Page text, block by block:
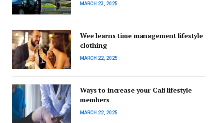
MARCH 23, 2025
Wee learns time management lifestyle
clothing
MARCH 22, 2025
Ways to increase your Cali lifestyle
members
MARCH 22, 2025